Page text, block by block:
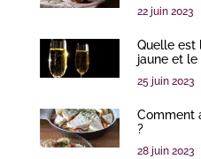
22 juin 2023
Quelle est
jaune et
25 juin 2023
Comment
?
28 juin 2023